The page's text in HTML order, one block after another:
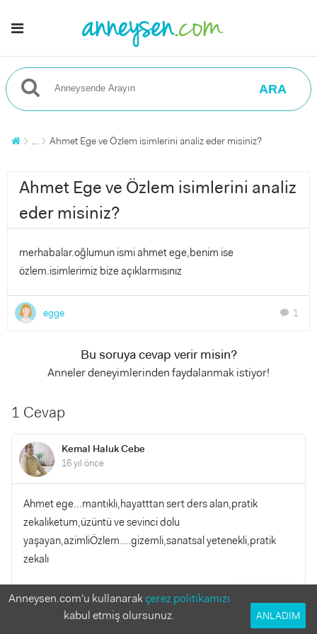
ARA
... Ahmet Ege ve Özlem isimlerini analiz eder misiniz?
Ahmet Ege ve Özlem isimlerini analiz
eder misiniz?
merhabalar.oğlumun ismi ahmet ege,benim ise
özlem.isimlerimiz bize açıklarmısınız
egge chat 1
Bu soruya cevap verir misin?
Anneler deneyimlerinden faydalanmak istiyor!
1 Cevap
Kemal Haluk Cebe
16 yıl önce
Ahmet ege...mantıklı,hayatttan sert ders alan,pratik
zekalıketum,üzüntü ve sevinci dolu
yaşayan,azimliÖzlem....gizemli,sanatsal yetenekli,pratik
zekalı
0 0
Anneysen.com'u kullanarakçerez politikamızı
kabul etmiş olursunuz.
ANLADIM